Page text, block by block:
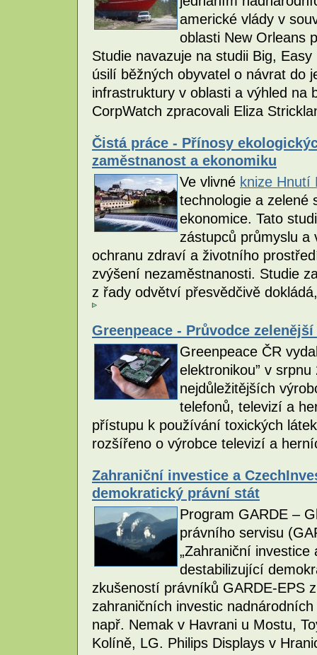
americké vlády v
oblasti New Orleans
Studie navazuje na studii Big,
úsilí běžných obyvatel o návrat do
infrastruktury v oblasti a výhled na
CorpWatch zpracovali Eliza
Čistá práce - Přínosy
zaměstnanost a ekonomiku
Ve vlivné knize Hnutí
technologie a zelené
ekonomice. Tato
zástupců průmyslu a
ochranu zdraví a životního
zvýšení nezaměstnanosti. Studie
z řady odvětví přesvědčivě
Greenpeace - Průvodce
Greenpeace ČR
elektronikou” v
nejdůležitějších
telefonů, televizí a
přístupu k používání toxických
rozšířeno o výrobce televizí a
Zahraniční investice a
demokratický právní stát
Program GARDE –
právního servisu
„Zahraniční
destabilizující
zkušeností právníků GARDE-EPS
zahraničních investic
např. Nemak v Havrani u Mostu,
Kolíně, LG. Philips Displays v